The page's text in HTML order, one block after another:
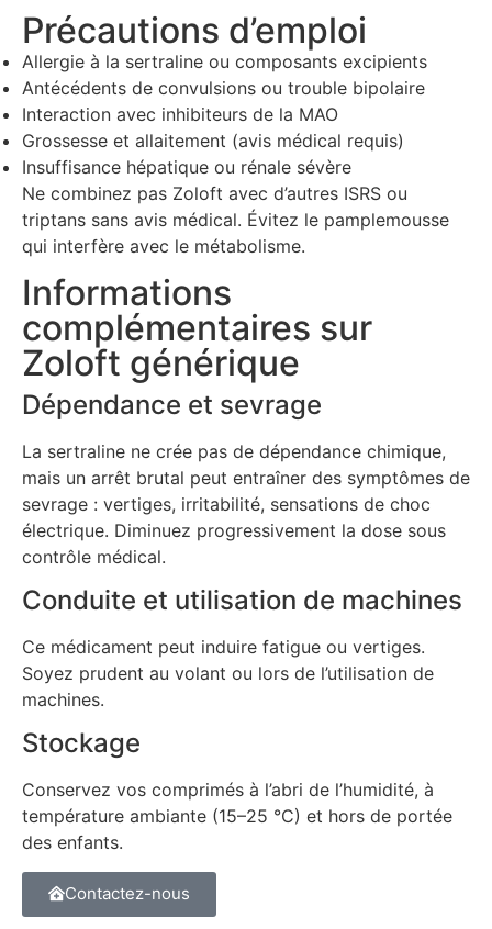
Précautions d’emploi
Allergie à la sertraline ou composants excipients
Antécédents de convulsions ou trouble bipolaire
Interaction avec inhibiteurs de la MAO
Grossesse et allaitement (avis médical requis)
Insuffisance hépatique ou rénale sévère
Ne combinez pas Zoloft avec d’autres ISRS ou
triptans sans avis médical. Évitez le pamplemousse
qui interfère avec le métabolisme.
Informations
complémentaires sur
Zoloft générique
Dépendance et sevrage
La sertraline ne crée pas de dépendance chimique,
mais un arrêt brutal peut entraîner des symptômes de
sevrage : vertiges, irritabilité, sensations de choc
électrique. Diminuez progressivement la dose sous
contrôle médical.
Conduite et utilisation de machines
Ce médicament peut induire fatigue ou vertiges.
Soyez prudent au volant ou lors de l’utilisation de
machines.
Stockage
Conservez vos comprimés à l’abri de l’humidité, à
température ambiante (15–25 °C) et hors de portée
des enfants.
Contactez-nous